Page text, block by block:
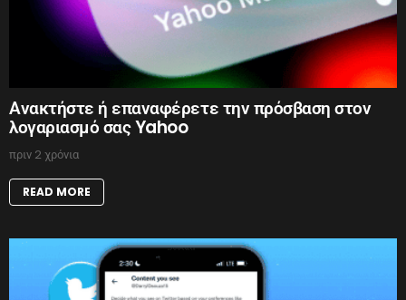
Ανακτήστε ή επαναφέρετε την πρόσβαση στον
λογαριασμό σας Yahoo
πριν 2 χρόνια
READ MORE